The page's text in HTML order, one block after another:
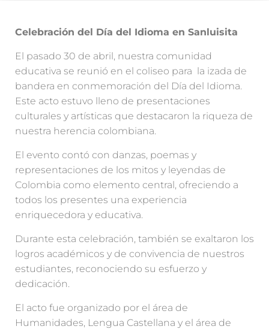
Celebración del Día del Idioma en Sanluisita
El pasado 30 de abril, nuestra comunidad
educativa se reunió en el coliseo para la izada de
bandera en conmemoración del Día del Idioma.
Este acto estuvo lleno de presentaciones
culturales y artísticas que destacaron la riqueza de
nuestra herencia colombiana.
El evento contó con danzas, poemas y
representaciones de los mitos y leyendas de
Colombia como elemento central, ofreciendo a
todos los presentes una experiencia
enriquecedora y educativa.
Durante esta celebración, también se exaltaron los
logros académicos y de convivencia de nuestros
estudiantes, reconociendo su esfuerzo y
dedicación.
El acto fue organizado por el área de
Humanidades, Lengua Castellana y el área de